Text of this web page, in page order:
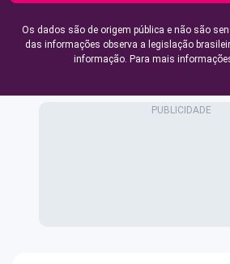
Os dados são de origem pública e não são
das informações observa a legislação
informação. Para mais